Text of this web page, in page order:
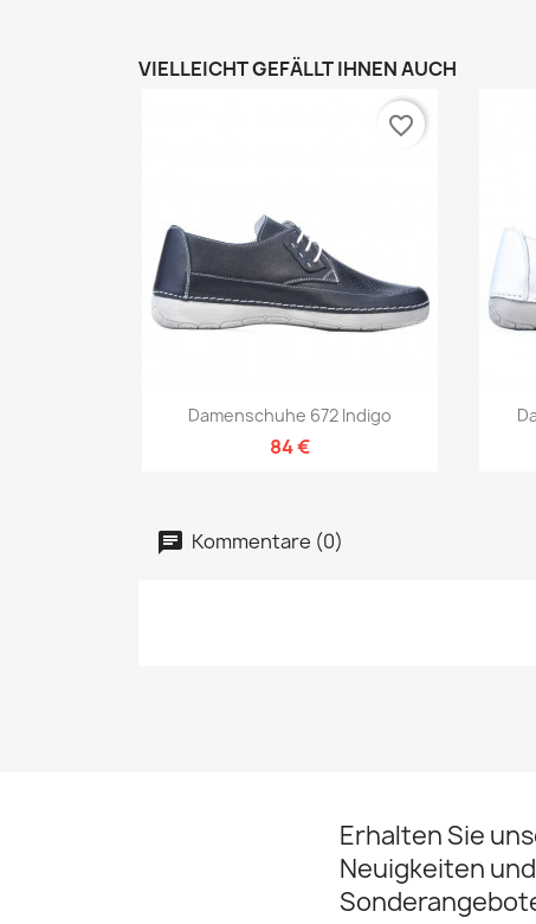
VIELLEICHT GEFÄLLT IHNEN AUCH
Vorschau
Damenschuhe 672 Indigo
84 €
favorite_border
Kommentare (0)
Erhalten Sie
Neuigkeiten und